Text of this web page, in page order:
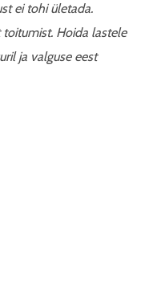
ei tohi ületada.
Hoida lastele
ja valguse eest